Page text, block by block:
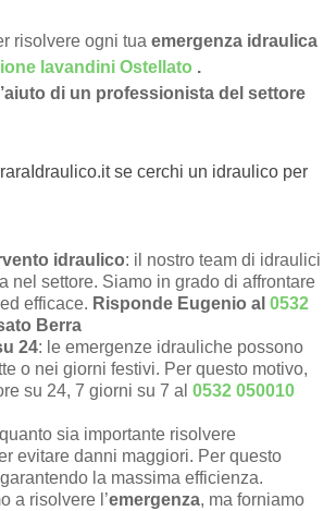
risolvere ogni tua emergenza idraulica
lavandini Ostellato .
di un professionista del settore
se cerchi un idraulico per
idraulico: il nostro team di idraulici
nel settore. Siamo in grado di affrontare
efficace. Risponde Eugenio al 0532
Berra
24: le emergenze idrauliche possono
o nei giorni festivi. Per questo motivo,
su 24, 7 giorni su 7 al 0532 050010
sia importante risolvere
evitare danni maggiori. Per questo
la massima efficienza.
a risolvere l’emergenza, ma forniamo